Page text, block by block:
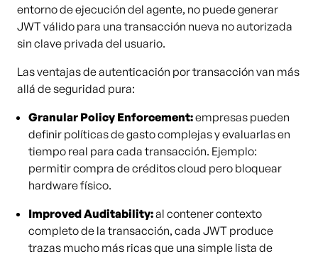
entorno de ejecución del agente, no puede generar
JWT válido para una transacción nueva no autorizada
sin clave privada del usuario.
Las ventajas de autenticación por transacción van más
allá de seguridad pura:
Granular Policy Enforcement:empresas pueden
definir políticas de gasto complejas y evaluarlas en
tiempo real para cada transacción. Ejemplo:
permitir compra de créditos cloud pero bloquear
hardware físico.
Improved Auditability:al contener contexto
completo de la transacción, cada JWT produce
trazas mucho más ricas que una simple lista de